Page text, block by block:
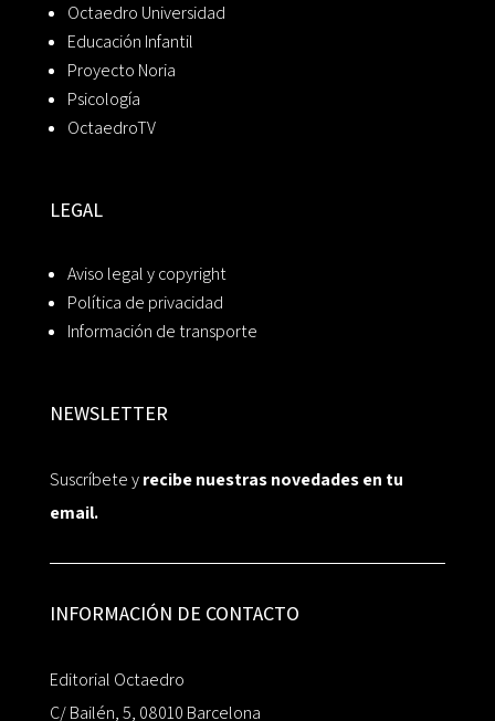
Octaedro Universidad
Educación Infantil
Proyecto Noria
Psicología
OctaedroTV
LEGAL
Aviso legal y copyright
Política de privacidad
Información de transporte
NEWSLETTER
Suscríbete yrecibe nuestras novedades en tu
email.
INFORMACIÓN DE CONTACTO
Editorial Octaedro
C/ Bailén, 5, 08010 Barcelona